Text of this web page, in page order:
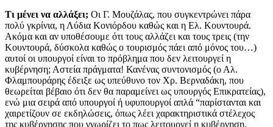
Τι μένει να αλλάξει; Οι Γ. Μουζάλας, που συγκεντρώνει πάρα
πολύ γκρίνια, η Λύδια Κονιόρδου καθώς και η Ελ. Κουντουρά.
Ακόμα και αν υποθέσουμε ότι τους αλλάζει και τους τρεις (την
Κουντουρά, δύσκολα καθώς ο τουρισμός πάει από μόνος του…)
αυτοί οι υπουργοί είναι το πρόβλημα που δεν λειτουργεί η
κυβέρνηση; Αστεία πράγματα! Κανένας συντονισμός (ο Αλ.
Φλαμπουράρης έδειξε ως υπεύθυνο τον Χρ. Βερναδάκη, που
θεωρείται βέβαιο ότι δεν θα παραμείνει ως υπουργός Επικρατείας),
ενώ μια σειρά από υπουργοί ή υφυπουργοί απλά “παρίστανται και
χαιρετίζουν σε εκδηλώσεις, όπως λέει χαρακτηριστικά στέλεχος
της κυβέρνησης που γνωρίζει το πως λειτουργεί η κυβέρνηση.